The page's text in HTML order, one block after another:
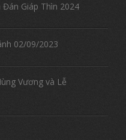
Giáp Thìn 2024
02/09/2023
Vương và Lễ